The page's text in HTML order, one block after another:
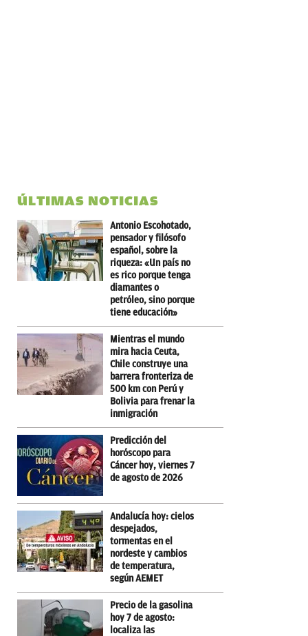
ÚLTIMAS NOTICIAS
Antonio Escohotado,
pensador y filósofo
español, sobre la
riqueza: «Un país no
es rico porque tenga
diamantes o
petróleo, sino porque
tiene educación»
Mientras el mundo
mira hacia Ceuta,
Chile construye una
barrera fronteriza de
500 km con Perú y
Bolivia para frenar la
inmigración
Predicción del
horóscopo para
Cáncer hoy, viernes 7
de agosto de 2026
Andalucía hoy: cielos
despejados,
tormentas en el
nordeste y cambios
de temperatura,
según AEMET
Precio de la gasolina
hoy 7 de agosto:
localiza las